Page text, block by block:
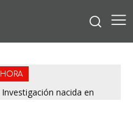
nacida en